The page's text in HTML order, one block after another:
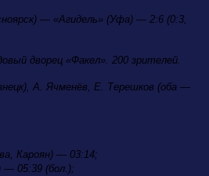
— «Агидель» (Уфа) — 2:6 (0:3,
дворец «Факел». 200 зрителей.
А. Ячменёв, Е. Терешков (оба —
Кароян) — 03:14;
05:39 (бол.);